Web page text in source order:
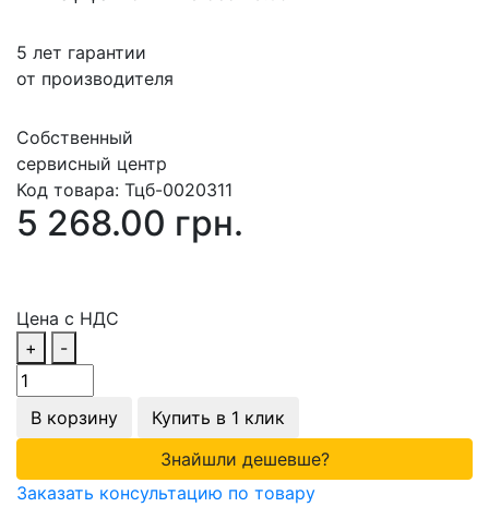
5 лет гарантии
от производителя
Собственный
сервисный центр
Код товара: Тцб-0020311
5 268.00 грн.
Цена с НДС
+
-
В корзину
Купить в 1 клик
Знайшли дешевше?
Заказать консультацию по товару